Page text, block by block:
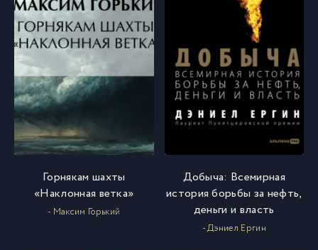
Горнякам шахты
«Наклонная ветка»
- Максим Горький
Добыча: Всемирная
история борьбы за нефть,
деньги и власть
- Дэниел Ергин